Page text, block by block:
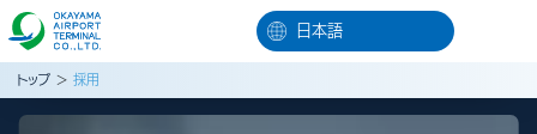
トップ ＞採用